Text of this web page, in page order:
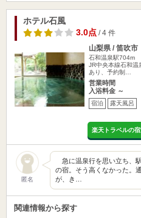
ホテル石風
3.0点/ 4 件
山梨県 / 笛吹市
石和温泉駅704m
JR中央本線石和温
あり、予約制…
営業時間
入浴料金 ～
宿泊 露天風呂
楽天トラベルの
匿名
急に温泉行を思い立ち、
の宿。そう高くなかった。
が、き…
関連情報から探す